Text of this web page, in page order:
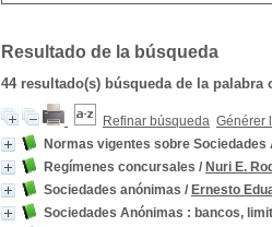
Resultado de la búsqueda
44 resultado(s) búsqueda de la palabra
Refinar búsqueda Générer
Normas vigentes sobre
Regímenes concursales / Nuri E.
Sociedades anónimas / Ernesto
Sociedades Anónimas : bancos,